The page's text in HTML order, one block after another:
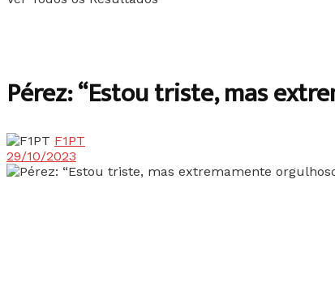
Pérez: “Estou triste, mas
F1PT
29/10/2023